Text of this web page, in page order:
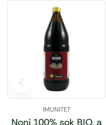
IMUNITET
Noni 100% sok BIO, a